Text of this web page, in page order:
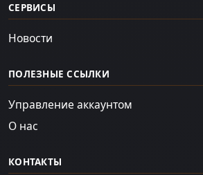
СЕРВИСЫ
Новости
ПОЛЕЗНЫЕ ССЫЛКИ
Управление аккаунтом
О нас
КОНТАКТЫ